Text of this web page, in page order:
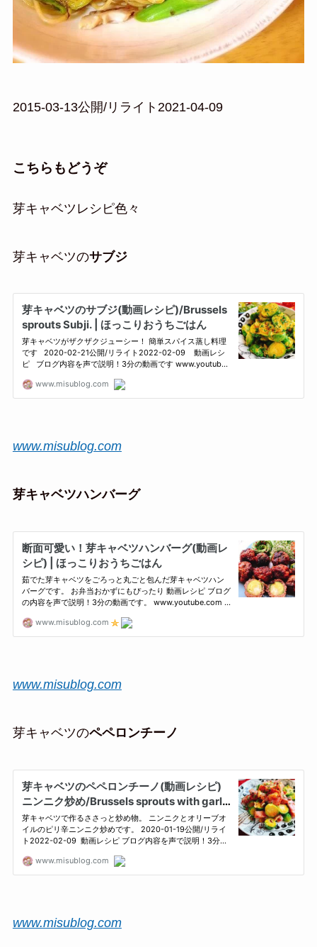
2015-03-13公開/リライト2021-04-09
こちらもどうぞ
芽キャベツレシピ色々
芽キャベツのサブジ
www.misublog.com
芽キャベツハンバーグ
www.misublog.com
芽キャベツのペペロンチーノ
www.misublog.com